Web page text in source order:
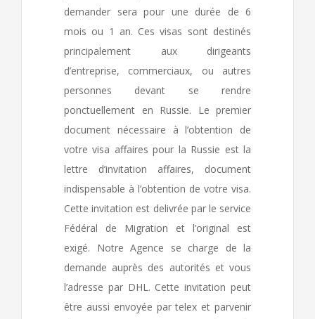
demander sera pour une durée de 6
mois ou 1 an. Ces visas sont destinés
principalement aux dirigeants
d’entreprise, commerciaux, ou autres
personnes devant se rendre
ponctuellement en Russie. Le premier
document nécessaire à l’obtention de
votre visa affaires pour la Russie est la
lettre d’invitation affaires, document
indispensable à l’obtention de votre visa.
Cette invitation est delivrée par le service
Fédéral de Migration et l’original est
exigé. Notre Agence se charge de la
demande auprès des autorités et vous
l’adresse par DHL. Cette invitation peut
être aussi envoyée par telex et parvenir